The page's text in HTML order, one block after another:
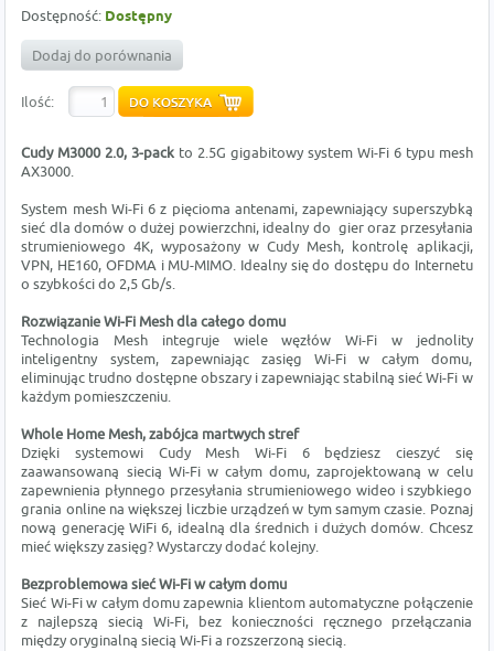
Dostępność: Dostępny
Dodaj do porównania
Ilość:
Cudy M3000 2.0, 3-pack to 2.5G gigabitowy system Wi-Fi 6 typu mesh
AX3000.
System mesh Wi-Fi 6 z pięcioma antenami, zapewniający superszybką
sieć dla domów o dużej powierzchni, idealny do gier oraz przesyłania
strumieniowego 4K, wyposażony w Cudy Mesh, kontrolę aplikacji,
VPN, HE160, OFDMA i MU-MIMO. Idealny się do dostępu do Internetu
o szybkości do 2,5 Gb/s.
Rozwiązanie Wi-Fi Mesh dla całego domu
Technologia Mesh integruje wiele węzłów Wi-Fi w jednolity
inteligentny system, zapewniając zasięg Wi-Fi w całym domu,
eliminując trudno dostępne obszary i zapewniając stabilną sieć Wi-Fi w
każdym pomieszczeniu.
Whole Home Mesh, zabójca martwych stref
Dzięki systemowi Cudy Mesh Wi-Fi 6 będziesz cieszyć się
zaawansowaną siecią Wi-Fi w całym domu, zaprojektowaną w celu
zapewnienia płynnego przesyłania strumieniowego wideo i szybkiego
grania online na większej liczbie urządzeń w tym samym czasie. Poznaj
nową generację WiFi 6, idealną dla średnich i dużych domów. Chcesz
mieć większy zasięg? Wystarczy dodać kolejny.
Bezproblemowa sieć Wi-Fi w całym domu
Sieć Wi-Fi w całym domu zapewnia klientom automatyczne połączenie
z najlepszą siecią Wi-Fi, bez konieczności ręcznego przełączania
między oryginalną siecią Wi-Fi a rozszerzoną siecią.